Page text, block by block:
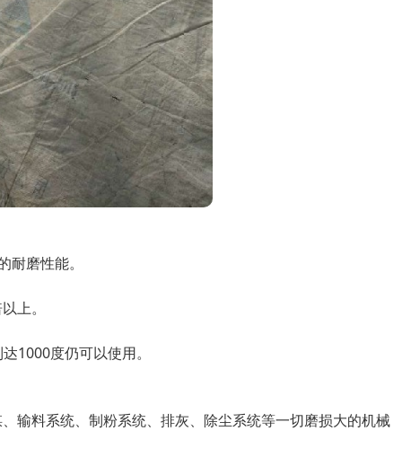
磨性能。
上。
1000度仍可以使用。
输料系统、制粉系统、排灰、除尘系统等一切磨损大的机械